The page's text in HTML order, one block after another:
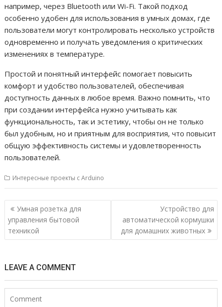
например, через Bluetooth или Wi-Fi. Такой подход
особенно удобен для использования в умных домах, где
пользователи могут контролировать несколько устройств
одновременно и получать уведомления о критических
изменениях в температуре.
Простой и понятный интерфейс помогает повысить
комфорт и удобство пользователей, обеспечивая
доступность данных в любое время. Важно помнить, что
при создании интерфейса нужно учитывать как
функциональность, так и эстетику, чтобы он не только
был удобным, но и приятным для восприятия, что повысит
общую эффективность системы и удовлетворенность
пользователей.
Интересные проекты с Arduino
Н
а
в
г
а
ц
и
Умная розетка для
управления бытовой
техникой
Устройство для
автоматической кормушки
для домашних животных
LEAVE A COMMENT